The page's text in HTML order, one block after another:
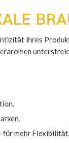
ihres
für mehr Flexibilität.